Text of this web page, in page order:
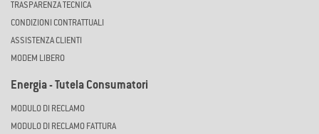
TRASPARENZA TECNICA
CONDIZIONI CONTRATTUALI
ASSISTENZA CLIENTI
MODEM LIBERO
Energia - Tutela Consumatori
MODULO DI RECLAMO
MODULO DI RECLAMO FATTURA